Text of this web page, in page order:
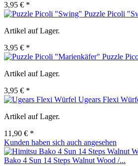
3,95 € *
Puzzle Picoli
Artikel auf Lager.
3,95 € *
Puzzle
Artikel auf Lager.
3,95 € *
Ugears Flexi
Artikel auf Lager.
11,90 € *
Kunden haben sich auch angesehen
Bako 4 Sun 14 Steps Walnut Wood /...